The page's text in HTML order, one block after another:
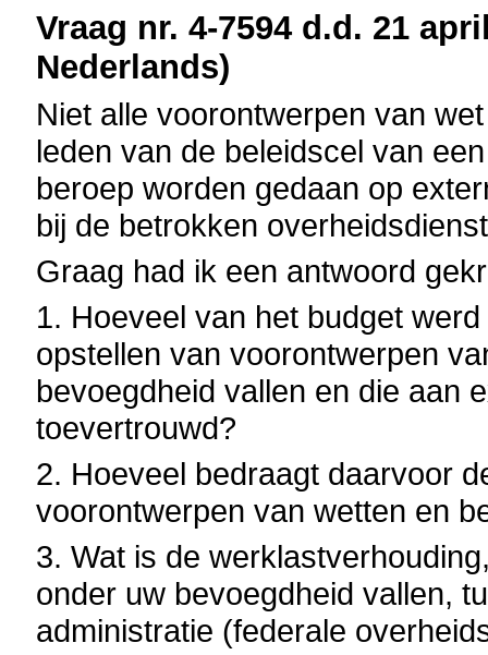
Vraag nr. 4-7594 d.d. 21
Nederlands)
Niet alle voorontwerpen van
leden van de beleidscel van
beroep worden gedaan op
bij de betrokken
Graag had ik een antwoord
1. Hoeveel van het budget
opstellen van voorontwerpen
bevoegdheid vallen en die aan
toevertrouwd?
2. Hoeveel bedraagt daarvoor
voorontwerpen van wetten en
3. Wat is de
onder uw bevoegdheid vallen,
administratie (federale